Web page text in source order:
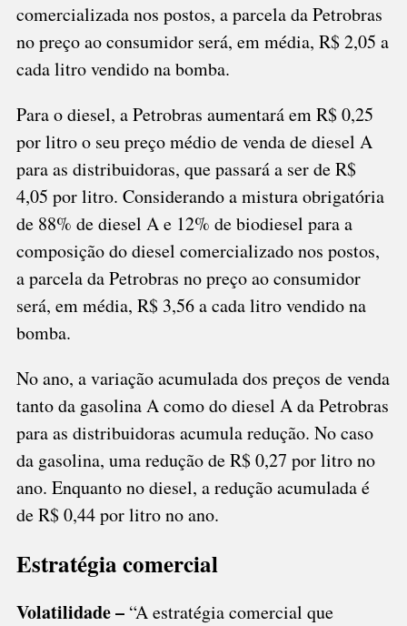
comercializada nos postos, a parcela da Petrobras
no preço ao consumidor será, em média, R$ 2,05 a
cada litro vendido na bomba.
Para o diesel, a Petrobras aumentará em R$ 0,25
por litro o seu preço médio de venda de diesel A
para as distribuidoras, que passará a ser de R$
4,05 por litro. Considerando a mistura obrigatória
de 88% de diesel A e 12% de biodiesel para a
composição do diesel comercializado nos postos,
a parcela da Petrobras no preço ao consumidor
será, em média, R$ 3,56 a cada litro vendido na
bomba.
No ano, a variação acumulada dos preços de venda
tanto da gasolina A como do diesel A da Petrobras
para as distribuidoras acumula redução. No caso
da gasolina, uma redução de R$ 0,27 por litro no
ano. Enquanto no diesel, a redução acumulada é
de R$ 0,44 por litro no ano.
Estratégia comercial
Volatilidade – “A estratégia comercial que